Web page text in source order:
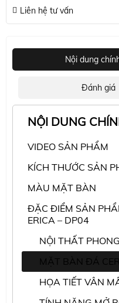
Liên hệ tư vấn
Nội dung
Đánh giá
NỘI DUNG
VIDEO SẢN PHẨM
KÍCH THƯỚC SẢN
MÀU MẶT BÀN
ĐẶC ĐIỂM SẢN
ERICA – DP04
NỘI THẤT
MẶT BÀN ĐÁ
HỌA TIẾT VÂN